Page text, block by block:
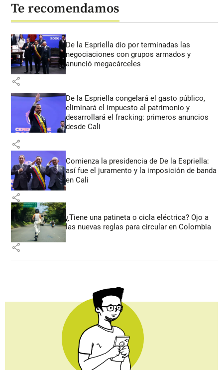
Te recomendamos
De la Espriella dio por terminadas las
negociaciones con grupos armados y
anunció megacárceles
share
De la Espriella congelará el gasto público,
eliminará el impuesto al patrimonio y
desarrollará el fracking: primeros anuncios
desde Cali
share
Comienza la presidencia de De la Espriella:
así fue el juramento y la imposición de banda
en Cali
share
¿Tiene una patineta o cicla eléctrica? Ojo a
las nuevas reglas para circular en Colombia
share